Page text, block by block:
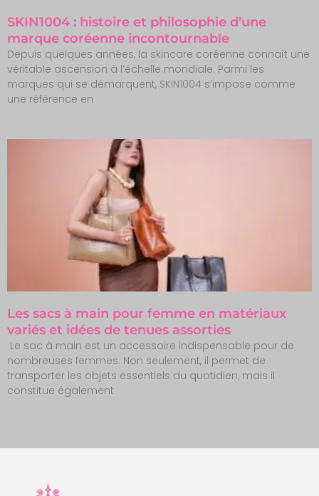
SKIN1004 : histoire et philosophie d’une
marque coréenne incontournable
Depuis quelques années, la skincare coréenne connaît une
véritable ascension à l’échelle mondiale. Parmi les
marques qui se démarquent, SKIN1004 s’impose comme
une référence en
Les sacs à main pour femme en matériaux
variés et idées de tenues assorties
Le sac à main est un accessoire indispensable pour de
nombreuses femmes. Non seulement, il permet de
transporter les objets essentiels du quotidien, mais il
constitue également